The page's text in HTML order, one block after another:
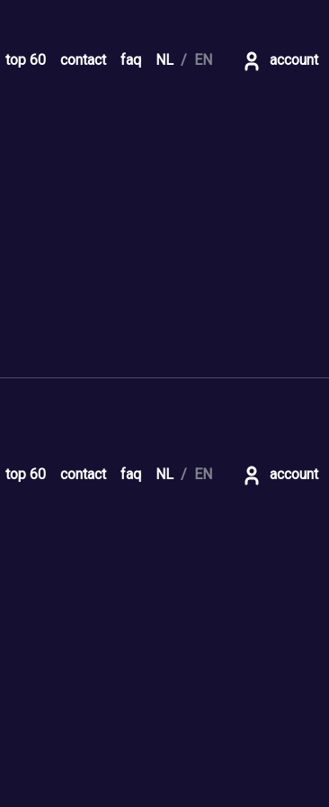
top 60 contact faq NL EN account
top 60 contact faq NL EN account